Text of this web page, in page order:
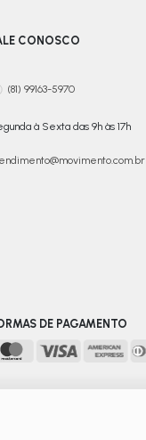
CONOSCO
(81) 99163-5970
à Sexta das 9h às 17h
DE PAGAMENTO
PE - CEP 51220-000